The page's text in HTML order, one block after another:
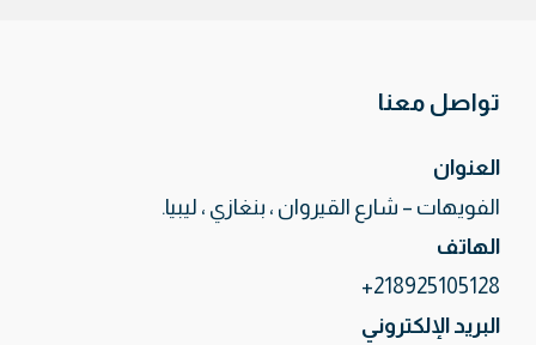
تواصل معنا
العنوان
الفويهات – شارع القيروان ، بنغازي ، ليبيا.
الهاتف
218925105128+
البريد الإلكتروني